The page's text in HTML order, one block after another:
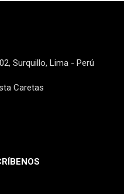
Surquillo, Lima - Perú
Caretas